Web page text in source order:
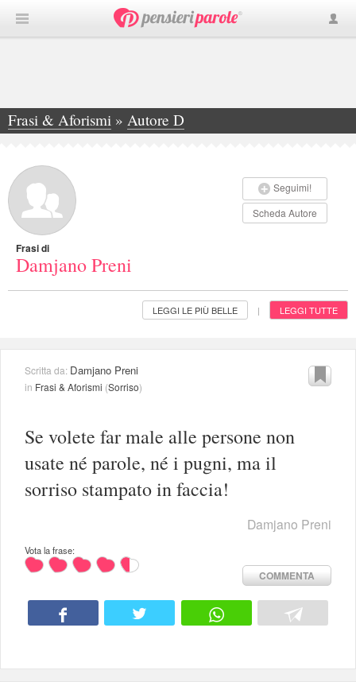
Frasi & Aforismi » Autore D
»Damjano Preni
Seguimi!
Scheda Autore
Frasi di
Damjano Preni
LEGGI LE PIÙ BELLE | LEGGI TUTTE
Scritta da: Damjano Preni
in Frasi & Aforismi (Sorriso)
Se volete far male alle persone non
usate né parole, né i pugni, ma il
sorriso stampato in faccia!
Damjano Preni
Vota la frase:
COMMENTA